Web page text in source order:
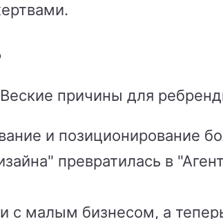
причины для
и позиционирование
превратилась в
с малым бизнесом, а